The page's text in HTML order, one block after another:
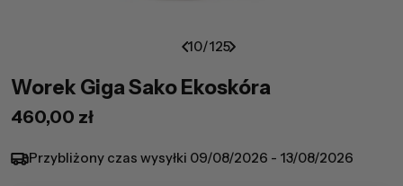
10/125
Worek Giga Sako Ekoskóra
Cena
460,00 zł
Przybliżony czas wysyłki 09/08/2026 - 13/08/2026